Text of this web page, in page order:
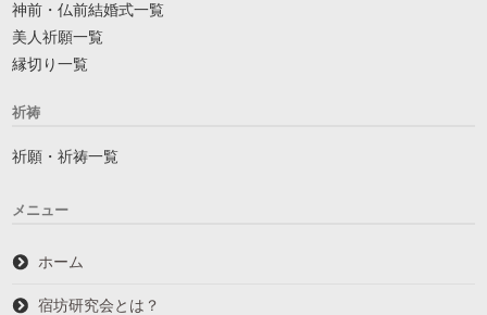
神前・仏前結婚式一覧
美人祈願一覧
縁切り一覧
祈祷
祈願・祈祷一覧
メニュー
ホーム
宿坊研究会とは？